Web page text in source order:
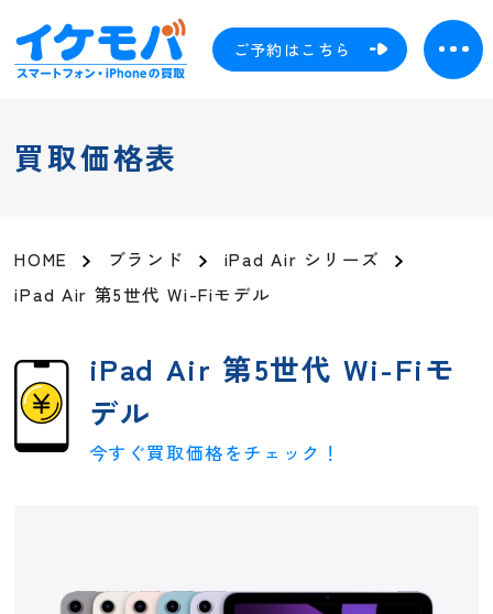
ご予約はこちら
買取価格表
HOME ブランド
iPad Air シリーズ
iPad Air 第5世代 Wi-Fiモデル
iPad Air 第5世代 Wi-Fiモ
デル
今すぐ買取価格をチェック！